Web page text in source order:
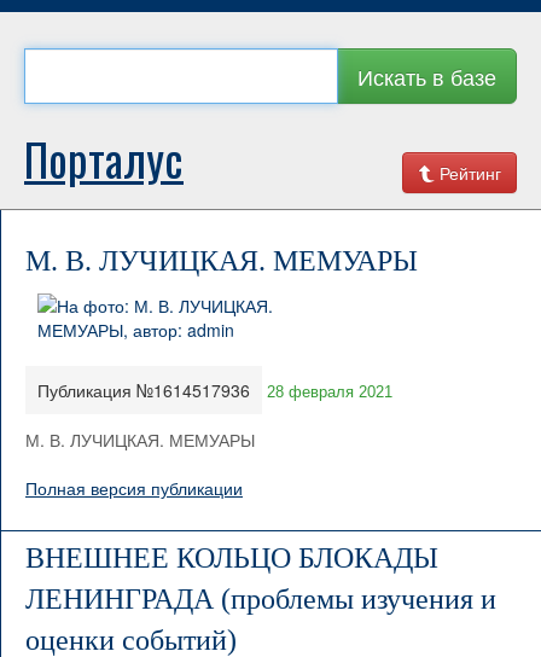
Искать в базе
Рейтинг
Порталус
М. В. ЛУЧИЦКАЯ. МЕМУАРЫ
Публикация №1614517936 28 февраля 2021
М. В. ЛУЧИЦКАЯ. МЕМУАРЫ
Полная версия публикации
ВНЕШНЕЕ КОЛЬЦО БЛОКАДЫ
ЛЕНИНГРАДА (проблемы изучения и
оценки событий)